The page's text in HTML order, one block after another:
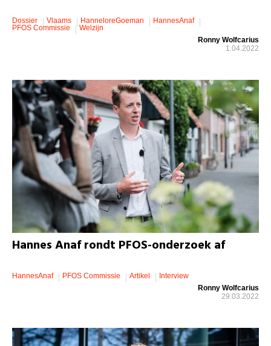
Dossier Vlaams HanneloreGoeman
HannesAnaf
PFOS Commissie
Welzijn
Ronny Wolfcarius
1.04.2022
Hannes Anaf rondt PFOS-onderzoek af
HannesAnaf PFOS Commissie Artikel
Interview
Ronny Wolfcarius
29.03.2022